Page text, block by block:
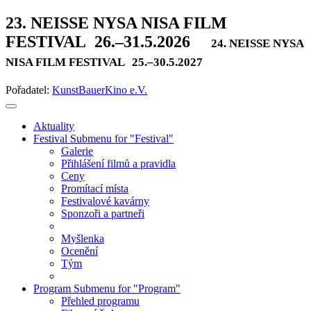
23. NEISSE NYSA NISA FILM
FESTIVAL 26.–31.5.2026
24. NEISSE NYSA
NISA FILM FESTIVAL 25.–30.5.2027
Pořadatel: KunstBauerKino e.V.
Aktuality
Festival Submenu for "Festival"
Galerie
Přihlášení filmů a pravidla
Ceny
Promítací místa
Festivalové kavárny
Sponzoři a partneři
Myšlenka
Ocenění
Tým
Program Submenu for "Program"
Přehled programu